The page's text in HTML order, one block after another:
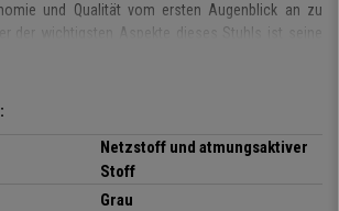
und Qualität vom ersten Augenblick an zu
der wichtigsten Aspekte dieses Stuhls ist seine
Rückenlehne aus
werden kann.
langfristig unterstützt wird.
Wippmechanismus verfügt
Netzstoff und atmungsaktiver
Stoff
Grau